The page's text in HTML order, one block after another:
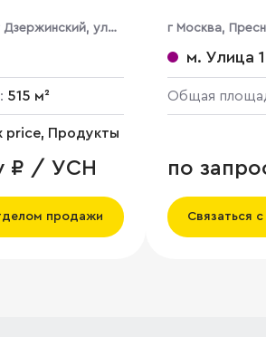
Дзержинский, ул
515 м²
price, Продукты
₽ / УСН
продажи
г Москва,
м. Улица
Общая
по
Связаться